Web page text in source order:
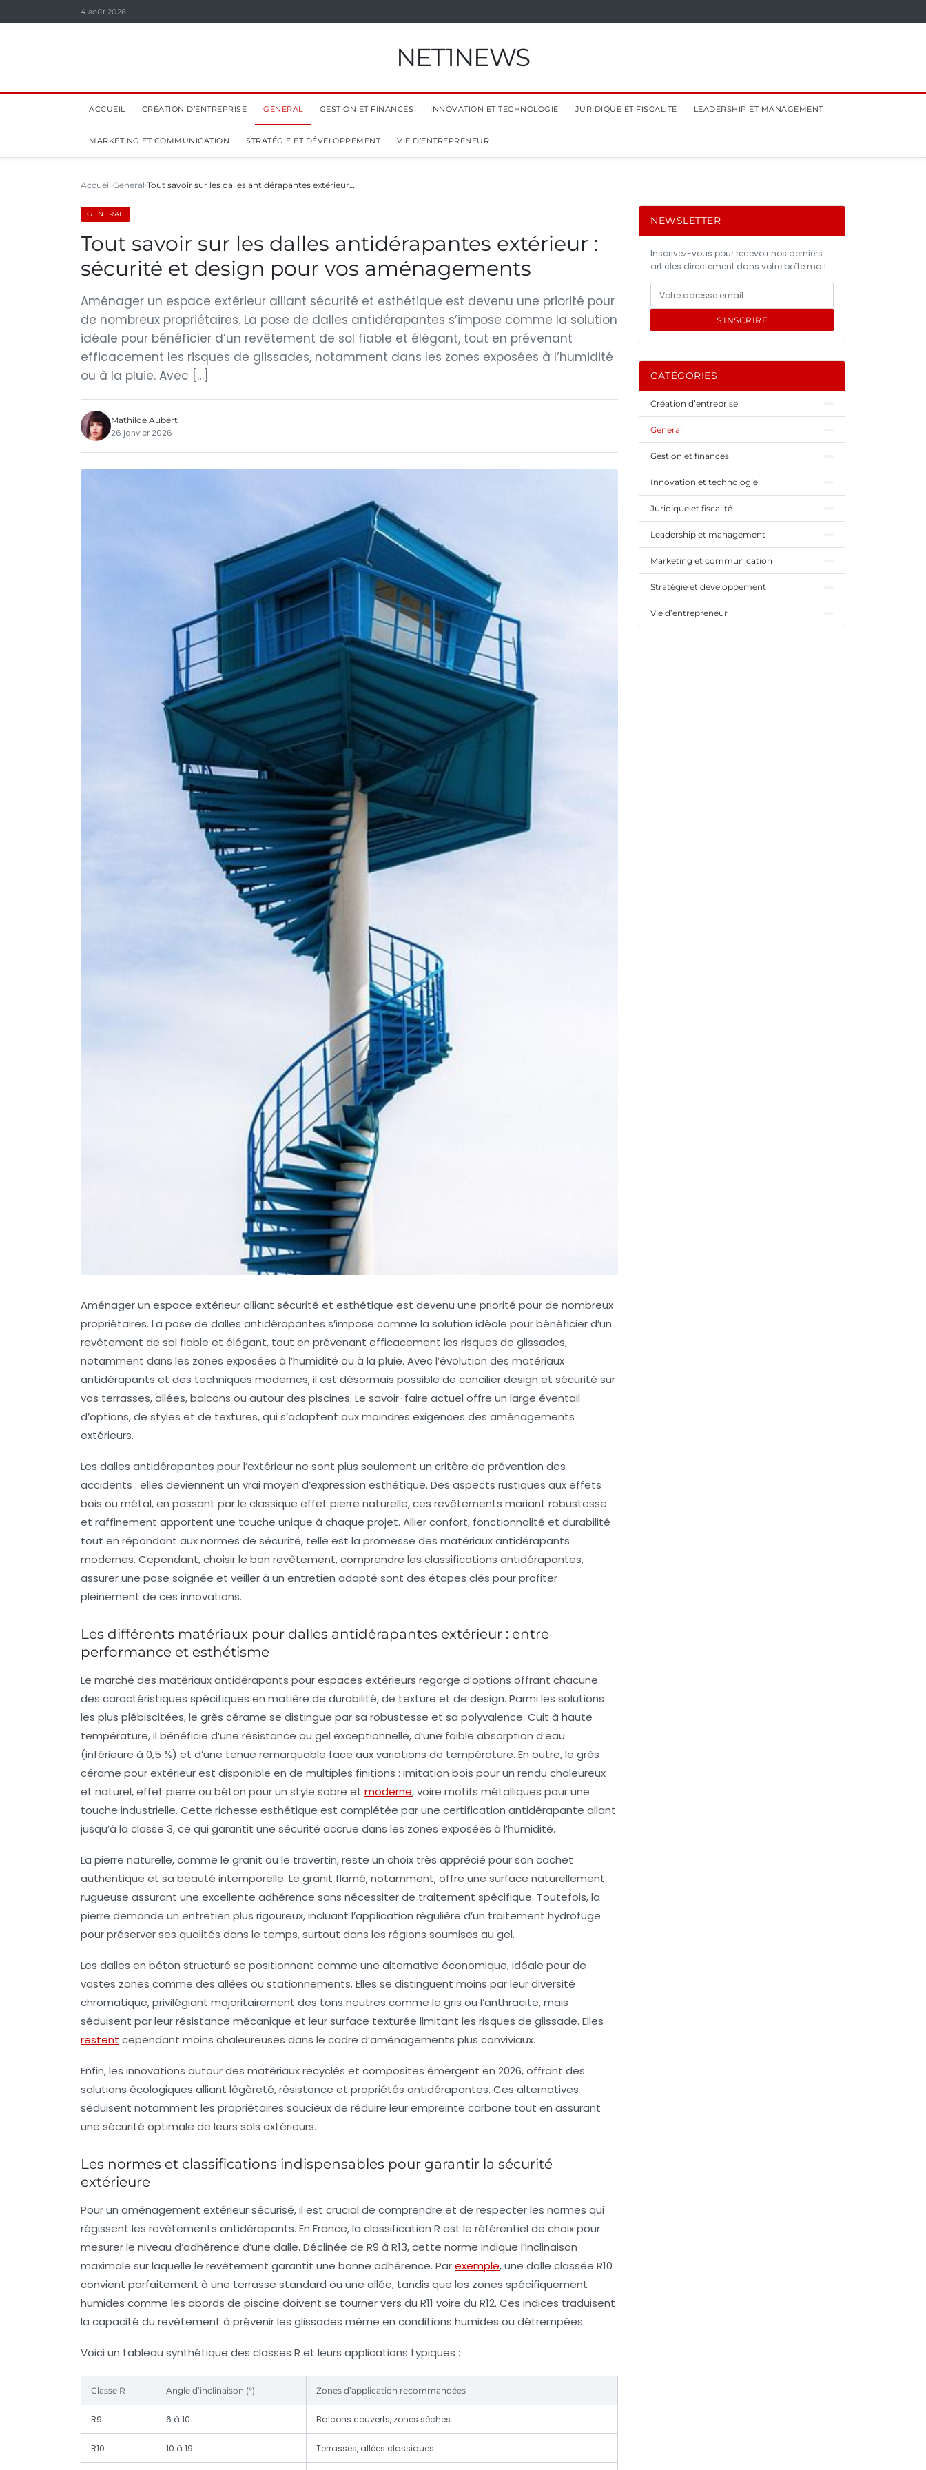
4 août 2026
NET1NEWS
ACCUEIL CRÉATION D’ENTREPRISE GENERAL GESTION ET FINANCES INNOVATION ET TECHNOLOGIE JURIDIQUE ET FISCALITÉ LEADERSHIP ET MANAGEMENT
MARKETING ET COMMUNICATION STRATÉGIE ET DÉVELOPPEMENT VIE D’ENTREPRENEUR
Accueil General Tout savoir sur les dalles antidérapantes extérieur…
GENERAL
Tout savoir sur les dalles antidérapantes extérieur :
sécurité et design pour vos aménagements
Aménager un espace extérieur alliant sécurité et esthétique est devenu une priorité pour
de nombreux propriétaires. La pose de dalles antidérapantes s’impose comme la solution
idéale pour bénéficier d’un revêtement de sol fiable et élégant, tout en prévenant
efficacement les risques de glissades, notamment dans les zones exposées à l’humidité
ou à la pluie. Avec […]
Mathilde Aubert
26 janvier 2026
Aménager un espace extérieur alliant sécurité et esthétique est devenu une priorité pour de nombreux
propriétaires. La pose de dalles antidérapantes s’impose comme la solution idéale pour bénéficier d’un
revêtement de sol fiable et élégant, tout en prévenant efficacement les risques de glissades,
notamment dans les zones exposées à l’humidité ou à la pluie. Avec l’évolution des matériaux
antidérapants et des techniques modernes, il est désormais possible de concilier design et sécurité sur
vos terrasses, allées, balcons ou autour des piscines. Le savoir-faire actuel offre un large éventail
d’options, de styles et de textures, qui s’adaptent aux moindres exigences des aménagements
extérieurs.
Les dalles antidérapantes pour l’extérieur ne sont plus seulement un critère de prévention des
accidents : elles deviennent un vrai moyen d’expression esthétique. Des aspects rustiques aux effets
bois ou métal, en passant par le classique effet pierre naturelle, ces revêtements mariant robustesse
et raffinement apportent une touche unique à chaque projet. Allier confort, fonctionnalité et durabilité
tout en répondant aux normes de sécurité, telle est la promesse des matériaux antidérapants
modernes. Cependant, choisir le bon revêtement, comprendre les classifications antidérapantes,
assurer une pose soignée et veiller à un entretien adapté sont des étapes clés pour profiter
pleinement de ces innovations.
Les différents matériaux pour dalles antidérapantes extérieur : entre
performance et esthétisme
Le marché des matériaux antidérapants pour espaces extérieurs regorge d’options offrant chacune
des caractéristiques spécifiques en matière de durabilité, de texture et de design. Parmi les solutions
les plus plébiscitées, le grès cérame se distingue par sa robustesse et sa polyvalence. Cuit à haute
température, il bénéficie d’une résistance au gel exceptionnelle, d’une faible absorption d’eau
(inférieure à 0,5 %) et d’une tenue remarquable face aux variations de température. En outre, le grès
cérame pour extérieur est disponible en de multiples finitions : imitation bois pour un rendu chaleureux
et naturel, effet pierre ou béton pour un style sobre et moderne, voire motifs métalliques pour une
touche industrielle. Cette richesse esthétique est complétée par une certification antidérapante allant
jusqu’à la classe 3, ce qui garantit une sécurité accrue dans les zones exposées à l’humidité.
La pierre naturelle, comme le granit ou le travertin, reste un choix très apprécié pour son cachet
authentique et sa beauté intemporelle. Le granit flamé, notamment, offre une surface naturellement
rugueuse assurant une excellente adhérence sans nécessiter de traitement spécifique. Toutefois, la
pierre demande un entretien plus rigoureux, incluant l’application régulière d’un traitement hydrofuge
pour préserver ses qualités dans le temps, surtout dans les régions soumises au gel.
Les dalles en béton structuré se positionnent comme une alternative économique, idéale pour de
vastes zones comme des allées ou stationnements. Elles se distinguent moins par leur diversité
chromatique, privilégiant majoritairement des tons neutres comme le gris ou l’anthracite, mais
séduisent par leur résistance mécanique et leur surface texturée limitant les risques de glissade. Elles
restent cependant moins chaleureuses dans le cadre d’aménagements plus conviviaux.
Enfin, les innovations autour des matériaux recyclés et composites émergent en 2026, offrant des
solutions écologiques alliant légèreté, résistance et propriétés antidérapantes. Ces alternatives
séduisent notamment les propriétaires soucieux de réduire leur empreinte carbone tout en assurant
une sécurité optimale de leurs sols extérieurs.
Les normes et classifications indispensables pour garantir la sécurité
extérieure
Pour un aménagement extérieur sécurisé, il est crucial de comprendre et de respecter les normes qui
régissent les revêtements antidérapants. En France, la classification R est le référentiel de choix pour
mesurer le niveau d’adhérence d’une dalle. Déclinée de R9 à R13, cette norme indique l’inclinaison
maximale sur laquelle le revêtement garantit une bonne adhérence. Parexemple, une dalle classée R10
convient parfaitement à une terrasse standard ou une allée, tandis que les zones spécifiquement
humides comme les abords de piscine doivent se tourner vers du R11 voire du R12. Ces indices traduisent
la capacité du revêtement à prévenir les glissades même en conditions humides ou détrempées.
Voici un tableau synthétique des classes R et leurs applications typiques :
Classe R Angle d’inclinaison (°) Zones d’application recommandées
R9 6 à 10 Balcons couverts, zones sèches
R10 10 à 19 Terrasses, allées classiques
NEWSLETTER
Inscrivez-vous pour recevoir nos derniers
articles directement dans votre boîte mail.
S'INSCRIRE
CATÉGORIES
Création d’entreprise
General
Gestion et finances
Innovation et technologie
Juridique et fiscalité
Leadership et management
Marketing et communication
Stratégie et développement
Vie d’entrepreneur